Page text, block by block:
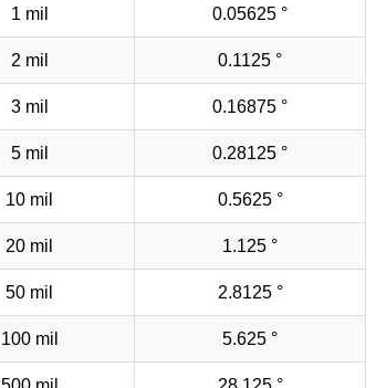
1 mil 0.05625 °
2 mil 0.1125 °
3 mil 0.16875 °
5 mil 0.28125 °
10 mil 0.5625 °
20 mil 1.125 °
50 mil 2.8125 °
100 mil 5.625 °